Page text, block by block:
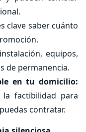
clave saber cuánto
instalación, equipos,
de permanencia.
en tu domicilio:
factibilidad para
contratar.